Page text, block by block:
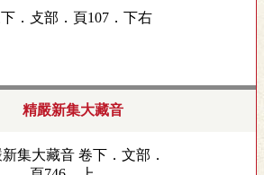
．攴部．頁107．下右
精嚴新集大藏音